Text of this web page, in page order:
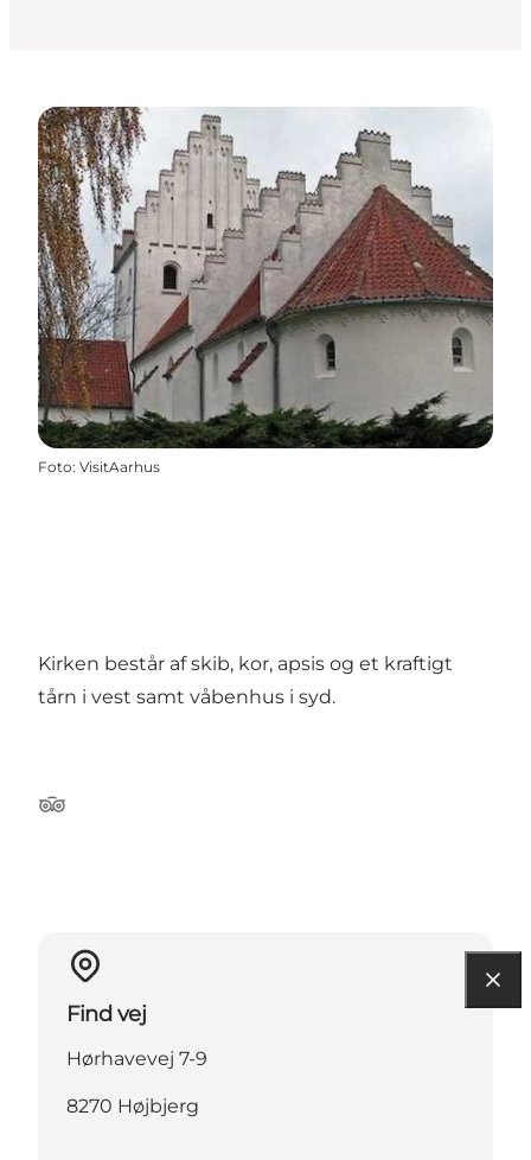
Foto: VisitAarhus
Kirken består af skib, kor, apsis og et kraftigt
tårn i vest samt våbenhus i syd.
Tripadvisor
Find vej
Hørhavevej 7-9
8270 Højbjerg